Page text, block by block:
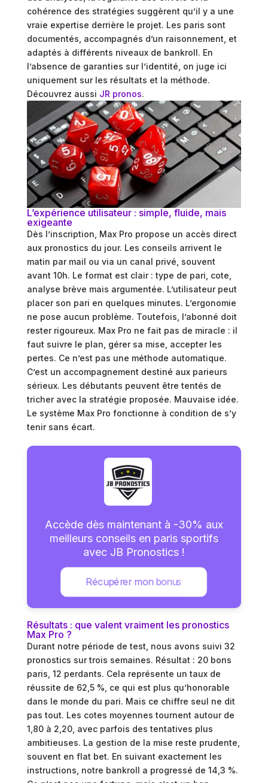
cohérence des stratégies suggèrent qu’il y a une
vraie expertise derrière le projet. Les paris sont
documentés, accompagnés d’un raisonnement, et
adaptés à différents niveaux de bankroll. En
l’absence de garanties sur l’identité, on juge ici
uniquement sur les résultats et la méthode.
Découvrez aussi JR pronos.
L’expérience utilisateur : simple, fluide, mais
exigeante
Dès l’inscription, Max Pro propose un accès direct
aux pronostics du jour. Les conseils arrivent le
matin par mail ou via un canal privé, souvent
avant 10h. Le format est clair : type de pari, cote,
analyse brève mais argumentée. L’utilisateur peut
placer son pari en quelques minutes. L’ergonomie
ne pose aucun problème. Toutefois, l’abonné doit
rester rigoureux. Max Pro ne fait pas de miracle : il
faut suivre le plan, gérer sa mise, accepter les
pertes. Ce n’est pas une méthode automatique.
C’est un accompagnement destiné aux parieurs
sérieux. Les débutants peuvent être tentés de
tricher avec la stratégie proposée. Mauvaise idée.
Le système Max Pro fonctionne à condition de s’y
tenir sans écart.
Accède dès maintenant à -30% aux
meilleurs conseils en paris sportifs
avec JB Pronostics !
Récupérer mon bonus
Résultats : que valent vraiment les pronostics
Max Pro ?
Durant notre période de test, nous avons suivi 32
pronostics sur trois semaines. Résultat : 20 bons
paris, 12 perdants. Cela représente un taux de
réussite de 62,5 %, ce qui est plus qu’honorable
dans le monde du pari. Mais ce chiffre seul ne dit
pas tout. Les cotes moyennes tournent autour de
1,80 à 2,20, avec parfois des tentatives plus
ambitieuses. La gestion de la mise reste prudente,
souvent en flat bet. En suivant exactement les
instructions, notre bankroll a progressé de 14,3 %.